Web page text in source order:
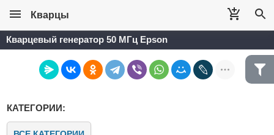
Кварцы
Кварцевый генератор 50 МГц Epson
КАТЕГОРИИ: